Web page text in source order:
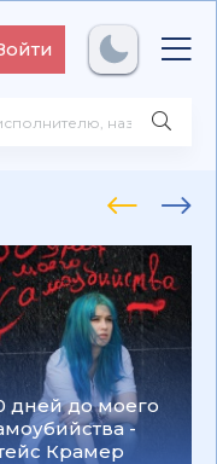
дней до моего
-
Крамер